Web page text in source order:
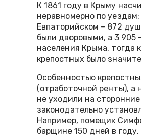
К 1861 году в Крыму
неравномерно по
Евпаторийском – 872
были дворовыми, а 3 905
населения Крыма, тогда
крепостных было
Особенностью
(отработочной ренты), а
не уходили на
законодательно
Например, помещик
барщине 150 дней в году.